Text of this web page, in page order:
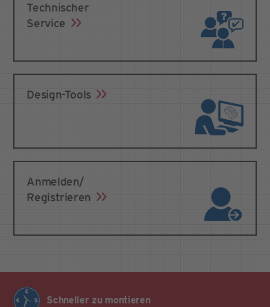
Technischer
Service
Design-Tools
Anmelden/
Registrieren
Schneller zu montieren